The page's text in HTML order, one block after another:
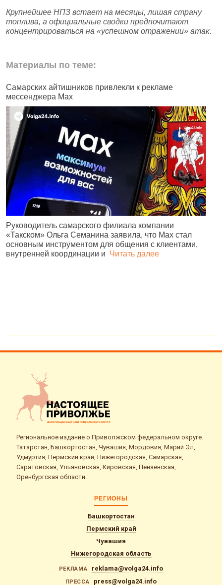
Крупнейшее НПЗ встает на месяцы, лишая страну
топлива, а официальные сводки предпочитают
концентрироваться на «успешном отражении» атак.
Материалы по теме:
Самарских айтишников привлекли к рекламе
мессенджера Max
Руководитель самарского филиала компании
«Такском» Ольга Семанина заявила, что Max стал
основным инструментом для общения с клиентами,
внутренней координации и Читать далее
Региональное издание о Приволжском федеральном округе.
Татарстан, Башкортостан, Чувашия, Мордовия, Марий Эл,
Удмуртия, Пермский край, Нижегородская, Самарская,
Саратовская, Ульяновская, Кировская, Пензенская,
Оренбургская области.
РЕГИОНЫ
Башкортостан
Пермский край
Чувашия
Нижегородская область
РЕКЛАМА reklama@volga24.info
ПРЕССА press@volga24.info